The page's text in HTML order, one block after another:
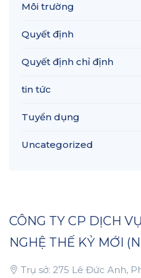
Môi trường
Quyết định
Quyết định chỉ định
tin tức
Tuyển dụng
Uncategorized
CÔNG TY CP DỊCH
NGHỆ THẾ KỶ MỚI
Trụ sở: 275 Lê Đức Anh,